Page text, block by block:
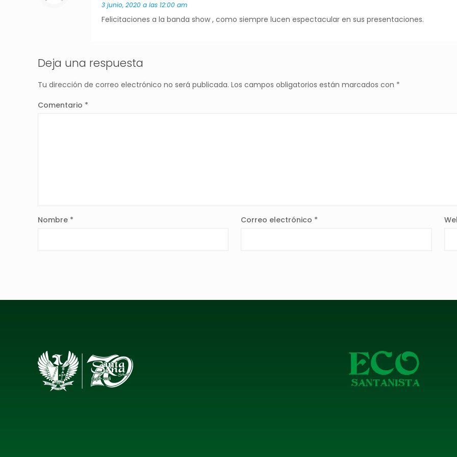
3 junio, 2020 a las 12:00 am
Felicitaciones a la banda show , como siempre lucen espectacular en sus presentaciones.
Deja una respuesta
Tu dirección de correo electrónico no será publicada. Los campos obligatorios están marcados con *
Comentario *
Nombre * Correo electrónico *